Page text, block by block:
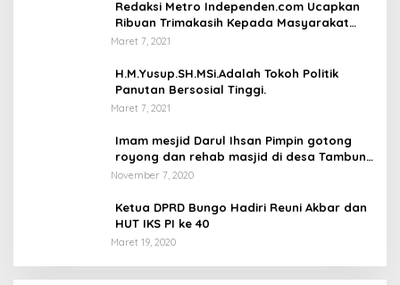
Redaksi Metro Independen.com Ucapkan
Ribuan Trimakasih Kepada Masyarakat
Pengunjung Dan Pembaca.
Maret 7, 2021
H.M.Yusup.SH.MSi.Adalah Tokoh Politik
Panutan Bersosial Tinggi.
Maret 7, 2021
Imam mesjid Darul Ihsan Pimpin gotong
royong dan rehab masjid di desa Tambun
Arang Kecamatan Sumay, kabupaten tebo
November 7, 2020
Ketua DPRD Bungo Hadiri Reuni Akbar dan
HUT IKS PI ke 40
Maret 19, 2020